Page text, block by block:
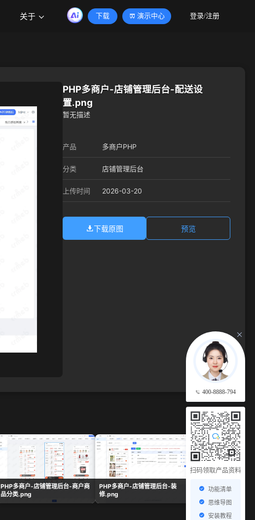
关于 下载 演示中心 登录/注册
400-8888-794
扫码领取产品资料
功能清单
思维导图
安装教程
PHP多商户-店铺管理后台-配送设
置.png
暂无描述
产品 多商户PHP
分类 店铺管理后台
上传时间 2026-03-20
下载原图 预览
查看更多 →
PHP多商户-店铺管理后台-商户商
品分类.png
PHP多商户-店铺管理后台-装
修.png
PHP多商户-店铺管
志.png